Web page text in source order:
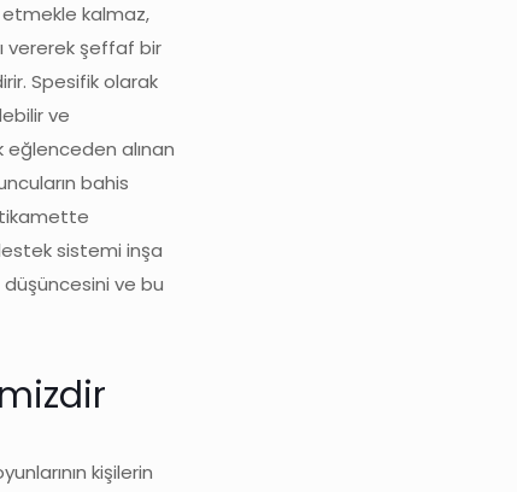
kalmaz,
vererek şeffaf bir
Spesifik olarak
ve
eğlenceden alınan
bahis
sistemi inşa
düşüncesini ve bu
kişilerin